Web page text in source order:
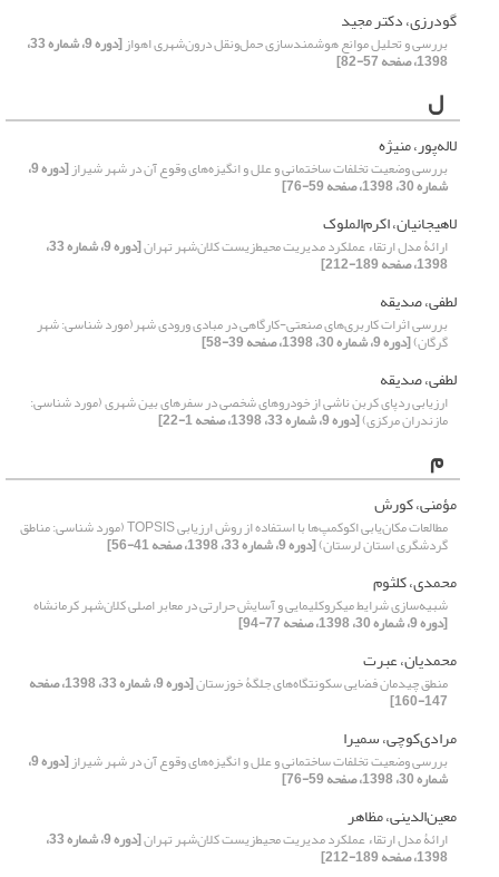
گودرزی، دکتر مجید
بررسی و تحلیل موانع هوشمندسازی حمل‌ونقل درون‌شهری اهواز [دوره 9، شماره 33،
1398، صفحه 57-82]
ل
لاله‌پور، منیژه
بررسی وضعیت تخلفات ساختمانی و علل و انگیزه‌های وقوع آن در شهر شیراز [دوره 9،
شماره 30، 1398، صفحه 59-76]
لاهیجانیان، اکرم‌الملوک
ارائۀ مدل ارتقاء عملکرد مدیریت محیط‌زیست کلان‌شهر تهران [دوره 9، شماره 33،
1398، صفحه 189-212]
لطفی، صدیقه
بررسی اثرات کاربری‌‌‌های صنعتی-کارگاهی در مبادی ورودی شهر(مورد شناسی: شهر
گرگان)[دوره 9، شماره 30، 1398، صفحه 39-58]
لطفی، صدیقه
ارزیابی ردپای کربن ناشی از خودروهای شخصی در سفرهای بین شهری (مورد شناسی:
مازندران مرکزی)[دوره 9، شماره 33، 1398، صفحه 1-22]
م
مؤمنی، کورش
مطالعات مکان‌‌یابی اکوکمپ‌‌ها با استفاده از روش ارزیابی TOPSIS (مورد شناسی: مناطق
گردشگری استان لرستان)[دوره 9، شماره 33، 1398، صفحه 41-56]
محمدی، کلثوم
شبیه‌‌سازی شرایط میکروکلیمایی و آسایش حرارتی در معابر اصلی کلان‌شهر کرمانشاه
[دوره 9، شماره 30، 1398، صفحه 77-94]
محمدیان، عبرت
منطق چیدمان فضایی سکونتگاه‌‌های جلگۀ خوزستان [دوره 9، شماره 33، 1398، صفحه
147-160]
مرادی‌کوچی، سمیرا
بررسی وضعیت تخلفات ساختمانی و علل و انگیزه‌های وقوع آن در شهر شیراز [دوره 9،
شماره 30، 1398، صفحه 59-76]
معین‌الدینی، مظاهر
ارائۀ مدل ارتقاء عملکرد مدیریت محیط‌زیست کلان‌شهر تهران [دوره 9، شماره 33،
1398، صفحه 189-212]